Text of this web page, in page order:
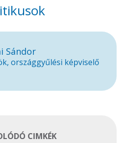
Sándor
országgyűlési képviselő
CIMKÉK